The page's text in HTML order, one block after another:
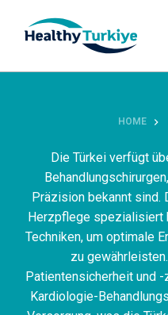
p
HOME
Die Türkei verfügt
Präzision bekannt sind.
Herzpflege spezialisiert
Techniken, um optimale
zu
Patientensicherheit und
Kardiologie-